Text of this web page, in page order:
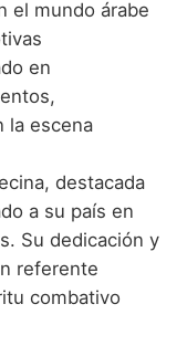
el mundo árabe
en
la escena
destacada
a su país en
Su dedicación y
referente
combativo